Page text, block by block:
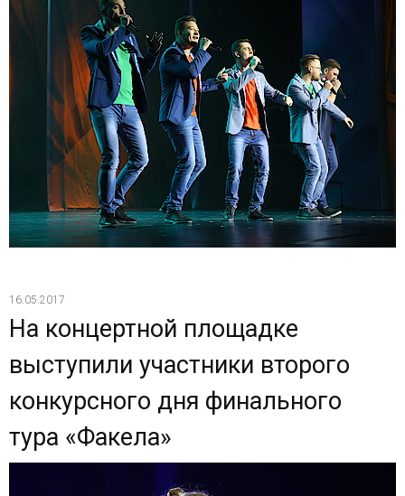
16.05.2017
На концертной площадке
выступили участники второго
конкурсного дня финального
тура «Факела»